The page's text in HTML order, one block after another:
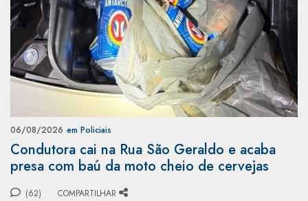
06/08/2026 em Policiais
Condutora cai na Rua São Geraldo e acaba
presa com baú da moto cheio de cervejas
(62) COMPARTILHAR